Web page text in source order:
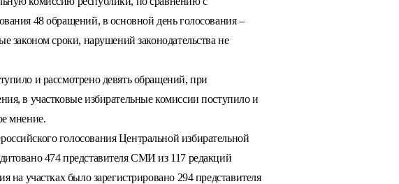
48 обращений, в основной день голосования –
законом сроки, нарушений законодательства не
и рассмотрено девять обращений, при
в участковые избирательные комиссии поступило и
мнение.
голосования Центральной избирательной
474 представителя СМИ из 117 редакций
на участках было зарегистрировано 294 представителя